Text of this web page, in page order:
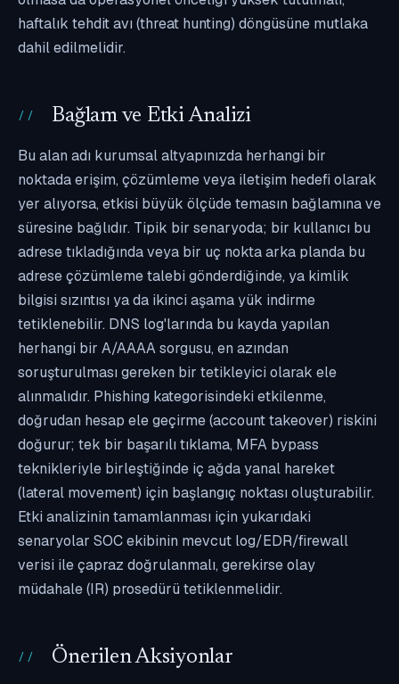
haftalık tehdit avı (threat hunting) döngüsüne mutlaka
dahil edilmelidir.
Bağlam ve Etki Analizi
Bu alan adı kurumsal altyapınızda herhangi bir
noktada erişim, çözümleme veya iletişim hedefi olarak
yer alıyorsa, etkisi büyük ölçüde temasın bağlamına ve
süresine bağlıdır. Tipik bir senaryoda; bir kullanıcı bu
adrese tıkladığında veya bir uç nokta arka planda bu
adrese çözümleme talebi gönderdiğinde, ya kimlik
bilgisi sızıntısı ya da ikinci aşama yük indirme
tetiklenebilir. DNS log'larında bu kayda yapılan
herhangi bir A/AAAA sorgusu, en azından
soruşturulması gereken bir tetikleyici olarak ele
alınmalıdır. Phishing kategorisindeki etkilenme,
doğrudan hesap ele geçirme (account takeover) riskini
doğurur; tek bir başarılı tıklama, MFA bypass
teknikleriyle birleştiğinde iç ağda yanal hareket
(lateral movement) için başlangıç noktası oluşturabilir.
Etki analizinin tamamlanması için yukarıdaki
senaryolar SOC ekibinin mevcut log/EDR/firewall
verisi ile çapraz doğrulanmalı, gerekirse olay
müdahale (IR) prosedürü tetiklenmelidir.
Önerilen Aksiyonlar